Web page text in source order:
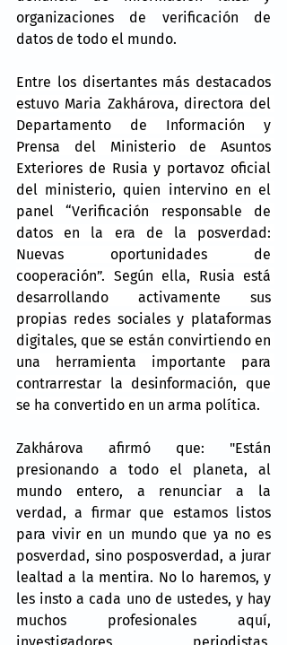
organizaciones de verificación de
datos de todo el mundo.
Entre los disertantes más destacados
estuvo Maria Zakhárova, directora del
Departamento de Información y
Prensa del Ministerio de Asuntos
Exteriores de Rusia y portavoz oficial
del ministerio, quien intervino en el
panel “Verificación responsable de
datos en la era de la posverdad:
Nuevas oportunidades de
cooperación”. Según ella, Rusia está
desarrollando activamente sus
propias redes sociales y plataformas
digitales, que se están convirtiendo en
una herramienta importante para
contrarrestar la desinformación, que
se ha convertido en un arma política.
Zakhárova afirmó que: "Están
presionando a todo el planeta, al
mundo entero, a renunciar a la
verdad, a firmar que estamos listos
para vivir en un mundo que ya no es
posverdad, sino posposverdad, a jurar
lealtad a la mentira. No lo haremos, y
les insto a cada uno de ustedes, y hay
muchos profesionales aquí,